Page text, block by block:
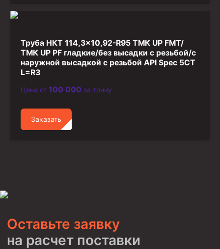
Труба НКТ 114,3×10,92-R95 ТМК UP FMT/
ТМК UP PF гладкие/без высадки с резьбой/с
наружной высадкой с резьбой API Spec 5CT
L=R3
Цена от 100 000 за тонну
Заказать
Оставьте заявку
на расчет поставки